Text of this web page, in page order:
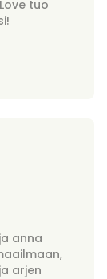
tuo
anna
arjen